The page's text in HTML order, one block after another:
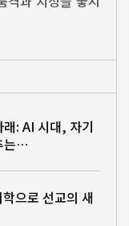
: AI 시대, 자기
는…
으로 선교의 새